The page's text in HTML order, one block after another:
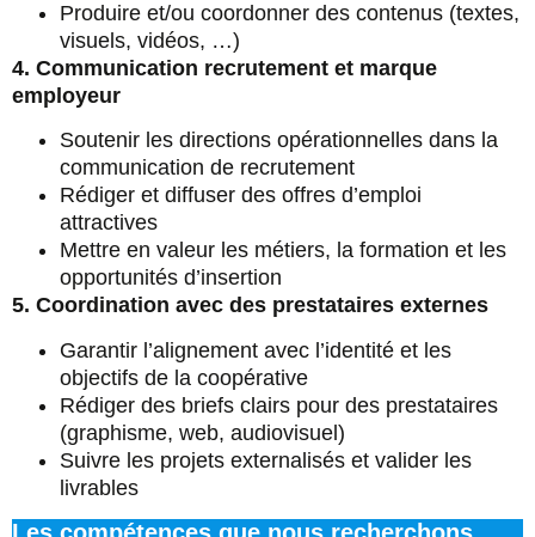
Produire et/ou coordonner des contenus (textes,
visuels, vidéos, …)
4. Communication recrutement et marque
employeur
Soutenir les directions opérationnelles dans la
communication de recrutement
Rédiger et diffuser des offres d’emploi
attractives
Mettre en valeur les métiers, la formation et les
opportunités d’insertion
5. Coordination avec des prestataires externes
Garantir l’alignement avec l’identité et les
objectifs de la coopérative
Rédiger des briefs clairs pour des prestataires
(graphisme, web, audiovisuel)
Suivre les projets externalisés et valider les
livrables